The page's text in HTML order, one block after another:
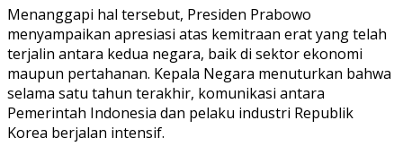
Menanggapi hal tersebut, Presiden Prabowo
menyampaikan apresiasi atas kemitraan erat yang telah
terjalin antara kedua negara, baik di sektor ekonomi
maupun pertahanan. Kepala Negara menuturkan bahwa
selama satu tahun terakhir, komunikasi antara
Pemerintah Indonesia dan pelaku industri Republik
Korea berjalan intensif.